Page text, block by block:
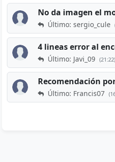
No da imagen el
Último: sergio_cule
4 lineas error al
Último: Javi_09 (21:22)
Recomendación
Último: Francis07